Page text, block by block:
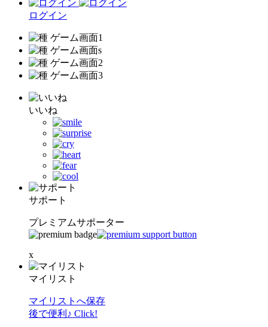
ログイン
いいね
サポート
プレミアムサポーター
x
マイリスト
マイリストへ保存
後で便利♪ Click!